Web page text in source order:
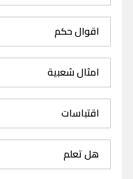
اقوال حكم
امثال شعبية
اقتباسات
هل تعلم